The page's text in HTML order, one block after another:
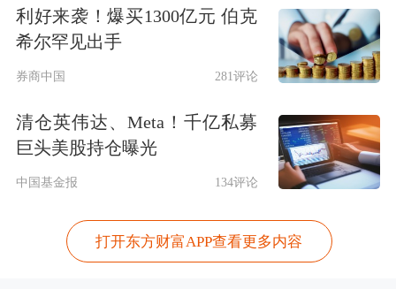
湖北省医保局还发布全国首个脑机接口
医疗服务
价格，为脑机接口技术的临床
应用提供了政策保障。
利好来袭！爆买1300亿元 伯克
希尔罕见出手
券商中国 281评论
清仓英伟达、Meta！千亿私募
巨头美股持仓曝光
中国基金报 134评论
打开东方财富APP查看更多内容